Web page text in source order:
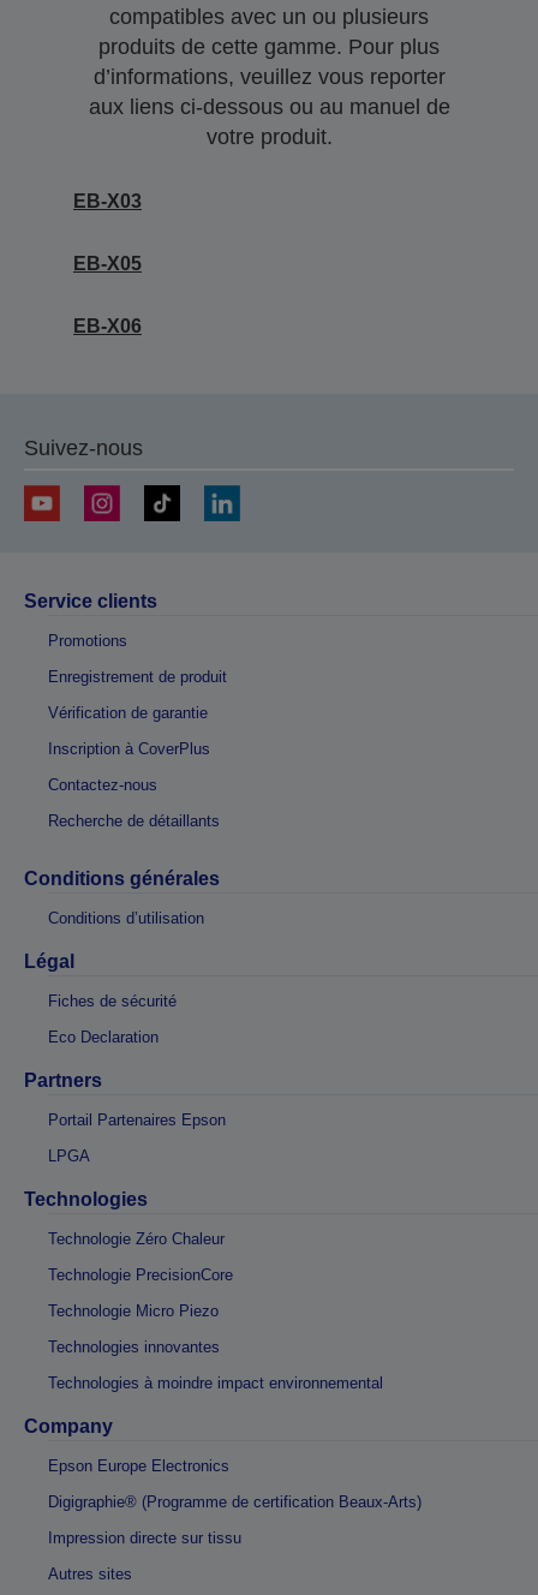
compatibles avec un ou plusieurs
produits de cette gamme. Pour plus
d’informations, veuillez vous reporter
aux liens ci-dessous ou au manuel de
votre produit.
EB-X03
EB-X05
EB-X06
Suivez-nous
Service clients
Promotions
Enregistrement de produit
Vérification de garantie
Inscription à CoverPlus
Contactez-nous
Recherche de détaillants
Conditions générales
Conditions d’utilisation
Légal
Fiches de sécurité
Eco Declaration
Partners
Portail Partenaires Epson
LPGA
Technologies
Technologie Zéro Chaleur
Technologie PrecisionCore
Technologie Micro Piezo
Technologies innovantes
Technologies à moindre impact environnemental
Company
Epson Europe Electronics
Digigraphie® (Programme de certification Beaux-Arts)
Impression directe sur tissu
Autres sites